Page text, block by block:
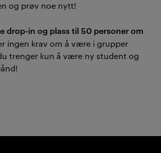
og prøv noe nytt!
drop-in og plass til 50 personer om
ingen krav om å være i grupper
trenger kun å være ny student og